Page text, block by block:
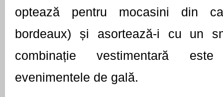
optează pentru mocasini din
bordeaux) și asortează-i cu un
combinație vestimentară
evenimentele de gală.